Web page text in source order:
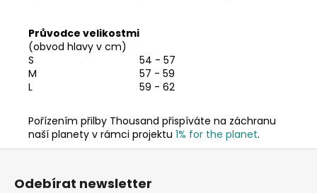
Průvodce velikostmi
(obvod hlavy v cm)
S
54 - 57
M
57 - 59
L
59 - 62
Pořízením přilby Thousand přispíváte na záchranu
naší planety v rámci projektu 1% for the planet.
Z
Odebírat newsletter